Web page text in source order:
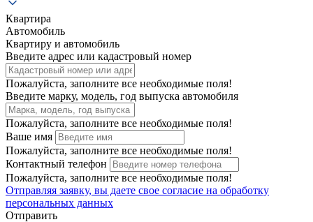
Квартира
Автомобиль
Квартиру и автомобиль
Введите адрес или кадастровый номер
Пожалуйста, заполните все необходимые поля!
Введите марку, модель, год выпуска автомобиля
Пожалуйста, заполните все необходимые поля!
Ваше имя
Пожалуйста, заполните все необходимые поля!
Контактный телефон
Пожалуйста, заполните все необходимые поля!
Отправляя заявку, вы даете свое согласие на обработку
персональных данных
Отправить